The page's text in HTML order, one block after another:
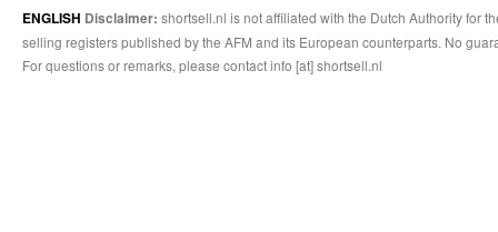
ENGLISH Disclaimer: shortsell.nl is not affiliated with the Dutch Authority for
selling registers published by the AFM and its European counterparts. No
For questions or remarks, please contact info [at] shortsell.nl